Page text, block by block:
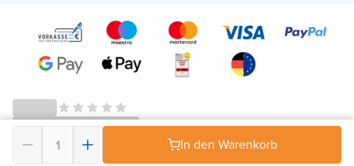
In den Warenkorb
© 2026 - X²O Badezimmer – USt-IdNr: DE343506152 -AGB Widerrufsrecht